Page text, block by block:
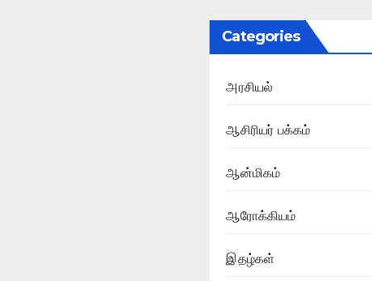
Categories
அரசியல்
ஆசிரியர் பக்கம்
ஆன்மிகம்
ஆரோக்கியம்
இதழ்கள்